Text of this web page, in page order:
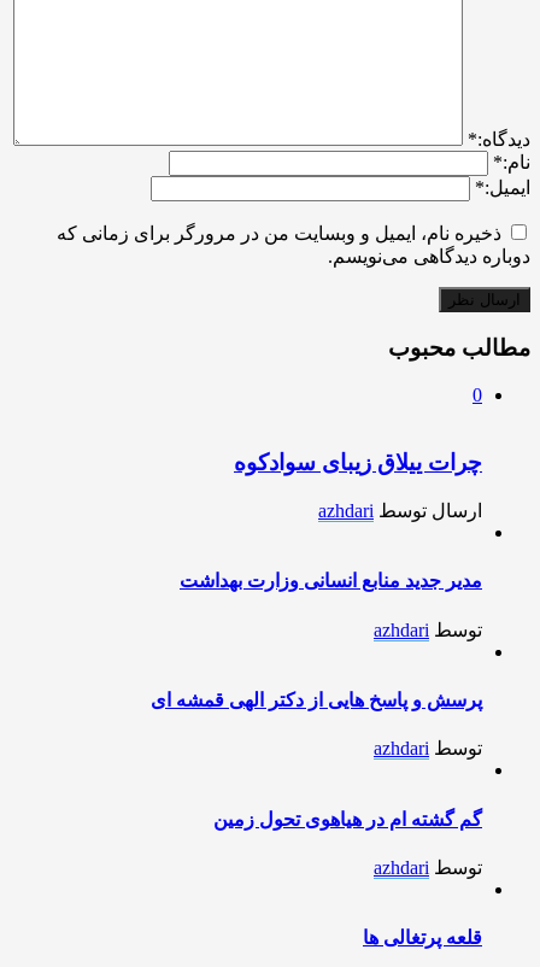
ديدگاه:*
نام:*
ایمیل:*
ذخیره نام، ایمیل و وبسایت من در مرورگر برای زمانی که
دوباره دیدگاهی می‌نویسم.
مطالب محبوب
0
چرات ییلاق زیبای سوادکوه
ارسال توسط azhdari
مدیر جدید منابع انسانی وزارت بهداشت
توسط azhdari
پرسش و پاسخ هایی از دکتر الهی قمشه ای
توسط azhdari
گم گشته ام در هیاهوی تحول زمین
توسط azhdari
قلعه پرتغالی ها